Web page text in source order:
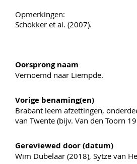
Opmerkingen:
Schokker et al. (2007).
Oorsprong naam
Vernoemd naar Liempde.
Vorige benaming(en)
Brabant leem afzettingen,
van Twente (bijv. Van den Toorn
Gereviewed door (datum)
Wim Dubelaar (2018), Sytze van